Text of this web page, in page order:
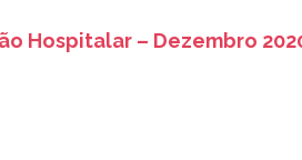
Hospitalar – Dezembro